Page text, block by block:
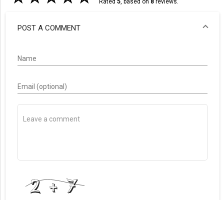
Rated 5, based on 8reviews.
POST A COMMENT
Name
Email (optional)